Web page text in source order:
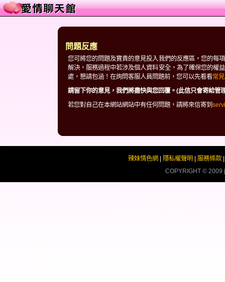
問題反應
您可將您的問題及寶貴的意見投入我們的反應區，您的每
解決，服務過程中若涉及個人資料安全，為了確保您的權
處，懇請包涵！在詢問客服人員問題前，您可以先看看常
請留下你的意見，我們將盡快與您回覆。(此信只會寄給管
若您對自己在本網站網站中有任何問題，請將來信寄到
辣妹情色網 隱私權聲明 服務條款
COPYRIGHT © 2009